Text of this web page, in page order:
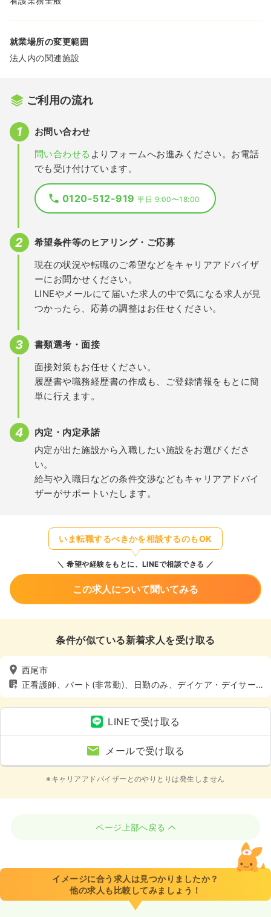
就業場所の変更範囲
法人内の関連施設
ご利用の流れ
お問い合わせ
問い合わせる よりフォームへお進みください。お電話
でも受け付けています。
0120-512-919平日 9:00〜18:00
希望条件等のヒアリング・ご応募
現在の状況や転職のご希望などをキャリアアドバイザ
ーにお聞かせください。
LINEやメールにて届いた求人の中で気になる求人が見
つかったら、応募の調整はお任せください。
書類選考・面接
面接対策もお任せください。
履歴書や職務経歴書の作成も、ご登録情報をもとに簡
単に行えます。
内定・内定承諾
内定が出た施設から入職したい施設をお選びくださ
い。
給与や入職日などの条件交渉などもキャリアアドバイ
ザーがサポートいたします。
いま転職するべきかを相談するのもOK
希望や経験をもとに、LINEで相談できる
この求人について聞いてみる
条件が似ている新着求人を受け取る
西尾市
正看護師、パート(非常勤)、日勤のみ、デイケア・デイサー
ビス、介護・福祉系
LINEで受け取る
メールで受け取る
※キャリアアドバイザーとのやりとりは発生しません
ページ上部へ戻る
イメージに合う求人は見つかりましたか？
他の求人も比較してみましょう！